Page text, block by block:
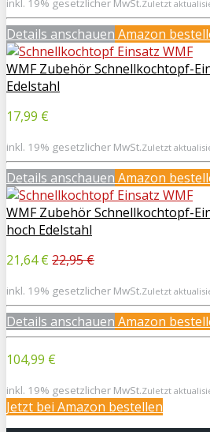
inkl. 19% gesetzlicher MwSt.Zuletzt
Details anschauen Amazon
WMF Zubehör Schnellkochtopf-
Edelstahl
17,99 €
inkl. 19% gesetzlicher MwSt.Zuletzt
Details anschauen Amazon
WMF Zubehör Schnellkochtopf-
hoch Edelstahl
21,64 € 22,95 €
inkl. 19% gesetzlicher MwSt.Zuletzt
Details anschauen Amazon
104,99 €
inkl. 19% gesetzlicher MwSt.Zuletzt
Jetzt bei Amazon bestellen